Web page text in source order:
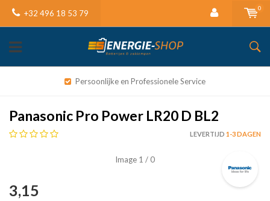
+32 496 18 53 79
0
Persoonlijke en Professionele Service
Panasonic Pro Power LR20 D BL2
LEVERTIJD 1-3 DAGEN
Image 1 / 0
3,15